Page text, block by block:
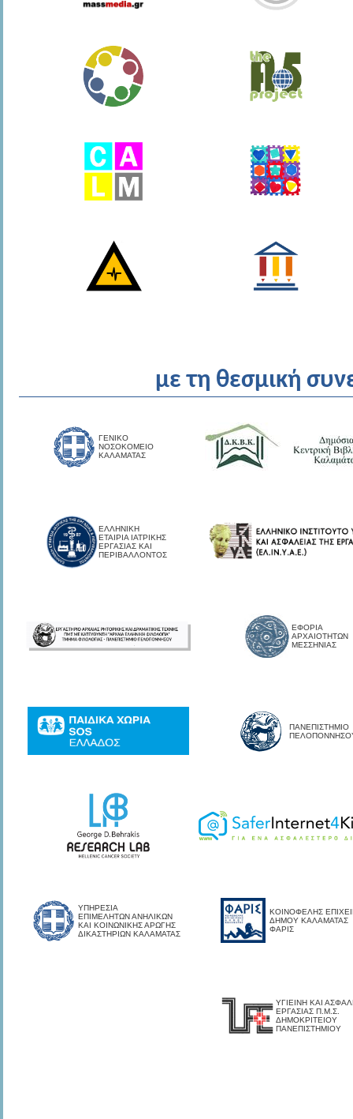
με τη θεσμική
ΓΕΝΙΚΟ
ΝΟΣΟΚΟΜΕΙΟ
ΚΑΛΑΜΑΤΑΣ
ΕΛΛΗΝΙΚΗ
ΕΤΑΙΡΙΑ ΙΑΤΡΙΚΗΣ
ΕΡΓΑΣΙΑΣ ΚΑΙ
ΠΕΡΙΒΑΛΛΟΝΤΟΣ
ΕΦΟΡΙΑ
ΑΡΧΑΙΟΤΗΤΩΝ
ΜΕΣΣΗΝΙΑΣ
ΠΑΝΕΠΙΣΤΗΜΙΟ
ΥΠΗΡΕΣΙΑ
ΕΠΙΜΕΛΗΤΩΝ ΑΝΗΛΙΚΩΝ
ΚΑΙ ΚΟΙΝΩΝΙΚΗΣ ΑΡΩΓΗΣ
ΔΙΚΑΣΤΗΡΙΩΝ ΚΑΛΑΜΑΤΑΣ
ΚΟΙΝΟΦΕΛΗΣ
ΔΗΜΟΥ ΚΑΛΑΜΑΤΑΣ
ΦΑΡΙΣ
ΥΓΙΕΙΝΗ ΚΑΙ
ΕΡΓΑΣΙΑΣ Π.Μ.Σ.
ΔΗΜΟΚΡΙΤΕΙΟΥ
ΠΑΝΕΠΙΣΤΗΜΙΟΥ